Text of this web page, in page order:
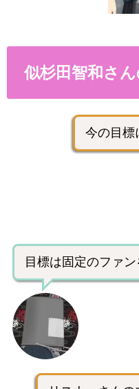
似杉田智和さ
今の目標
目標は固定のファ